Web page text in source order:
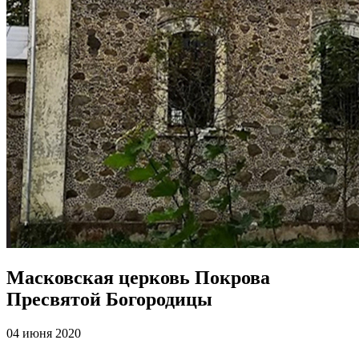
Масковская церковь Покрова
Пресвятой Богородицы
04 июня 2020